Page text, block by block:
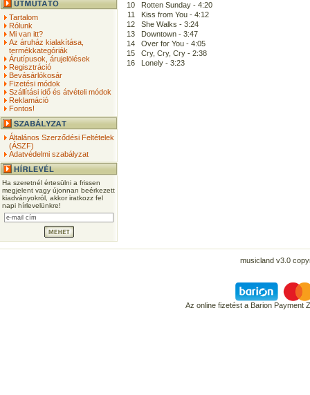
Tartalom
Rólunk
Mi van itt?
Az áruház kialakítása,
termékkategóriák
Árutípusok, árujelölések
Regisztráció
Bevásárlókosár
Fizetési módok
Szállítási idő és átvételi módok
Reklamáció
Fontos!
Általános Szerződési Feltételek
(ÁSZF)
Adatvédelmi szabályzat
Ha szeretnél értesülni a frissen
megjelent vagy újonnan beérkezett
kiadványokról, akkor iratkozz fel
napi hírlevelünkre!
10
Rotten Sunday - 4:20
11
Kiss from You - 4:12
12
She Walks - 3:24
13
Downtown - 3:47
14
Over for You - 4:05
15
Cry, Cry, Cry - 2:38
16
Lonely - 3:23
musicland v3.0
Az online fizetést a Barion Payment